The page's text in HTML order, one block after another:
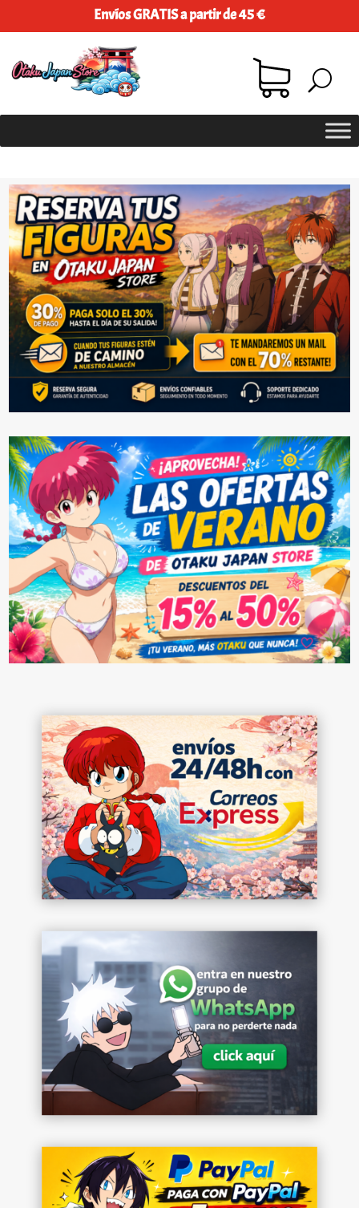
Envíos GRATIS a partir de 45 €